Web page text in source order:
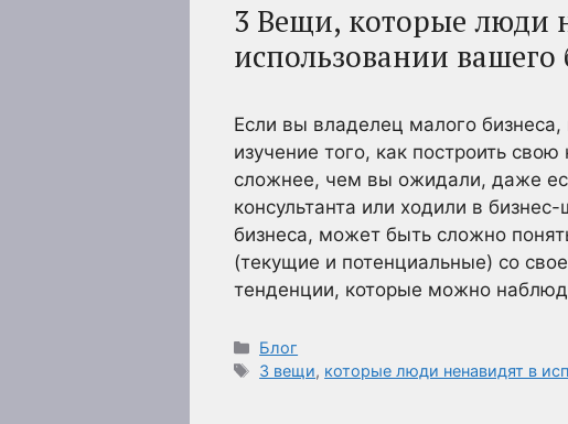
3 Вещи, которые люди
использовании вашего
Если вы владелец малого
изучение того, как построить
сложнее, чем вы ожидали, даже
консультанта или ходили в
бизнеса, может быть сложно
(текущие и потенциальные) со
тенденции, которые можно
Рубрики
Блог
Метки
3 вещи, которые люди ненавидят в